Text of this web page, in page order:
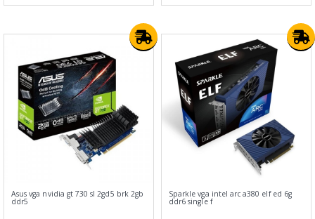
Asus vga nvidia gt 730 sl 2gd5 brk 2gb
ddr5
Sparkle vga intel arc a380 elf ed 6g
ddr6 single f